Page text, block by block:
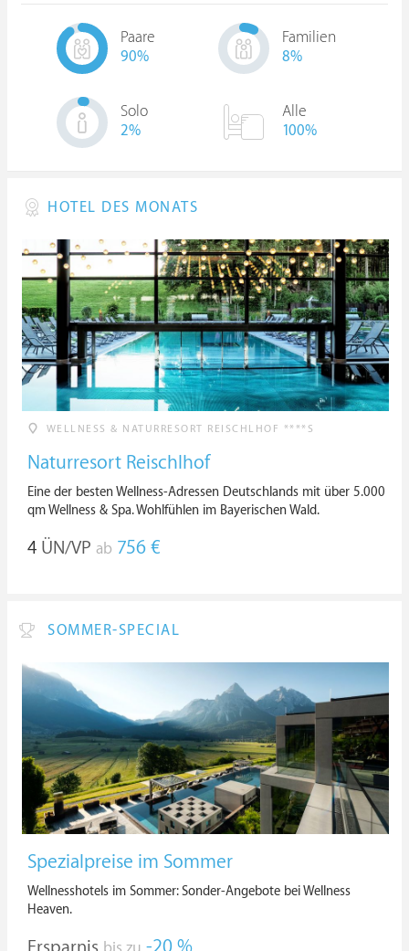
Paare
90%
Familien
8%
Solo
2%
Alle
100%
HOTEL DES MONATS
WELLNESS & NATURRESORT REISCHLHOF ****S
Naturresort Reischlhof
Eine der besten Wellness-Adressen Deutschlands mit über 5.000
qm Wellness & Spa. Wohlfühlen im Bayerischen Wald.
4 ÜN/VP ab 756 €
SOMMER-SPECIAL
Spezialpreise im Sommer
Wellnesshotels im Sommer: Sonder-Angebote bei Wellness
Heaven.